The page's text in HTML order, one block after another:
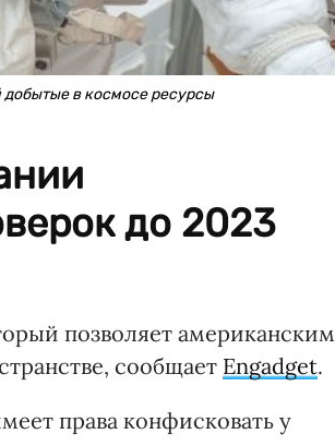
в космосе ресурсы
до 2023
позволяет американским
сообщает Engadget.
права конфисковать у